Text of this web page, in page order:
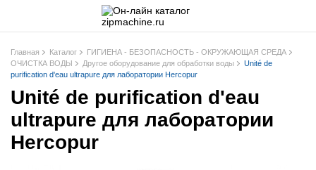
Главная Каталог
ГИГИЕНА - БЕЗОПАСНОСТЬ - ОКРУЖАЮЩАЯ СРЕДА
ОЧИСТКА ВОДЫ
Другое оборудование для обработки воды
Unité de
purification d'eau ultrapure для лаборатории Hercopur
Unité de purification d'eau
ultrapure для лаборатории
Hercopur